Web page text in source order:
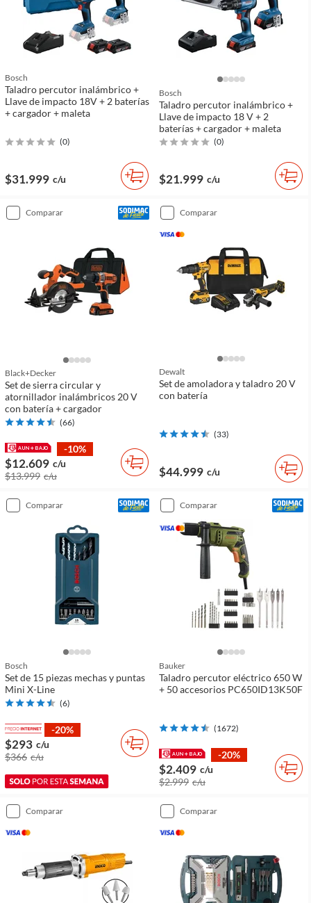
Bosch
Taladro percutor inalámbrico +
Llave de impacto 18V + 2 baterías
+ cargador + maleta
(0)
$31.999 c/u
Bosch
Taladro percutor inalámbrico +
Llave de impacto 18 V + 2
baterías + cargador + maleta
(0)
$21.999 c/u
comparar
Black+decker
Set de sierra circular y
atornillador inalámbricos 20 V
con batería + cargador
(66)
-10%
$12.609 c/u
$13.999 c/u
comparar
Dewalt
Set de amoladora y taladro 20 V
con batería
(33)
$44.999 c/u
comparar
Bosch
Set de 15 piezas mechas y puntas
Mini X-Line
(6)
-20%
$293 c/u
$366 c/u
comparar
Bauker
Taladro percutor eléctrico 650 W
+ 50 accesorios PC650ID13K50F
(1672)
-20%
$2.409 c/u
$2.999 c/u
comparar comparar